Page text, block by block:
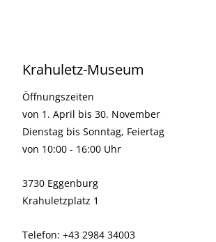
Krahuletz-Museum
Öffnungszeiten
von 1. April bis 30. November
Dienstag bis Sonntag, Feiertag
von 10:00 - 16:00 Uhr
3730 Eggenburg
Krahuletzplatz 1
Telefon: +43 2984 34003